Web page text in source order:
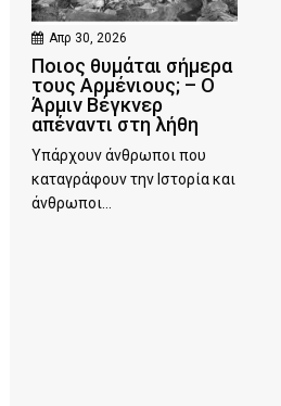
Απρ 30, 2026
Ποιος θυμάται σήμερα
τους Αρμένιους; – Ο
Άρμιν Βέγκνερ
απέναντι στη λήθη
Υπάρχουν άνθρωποι που
καταγράφουν την Ιστορία και
άνθρωποι...